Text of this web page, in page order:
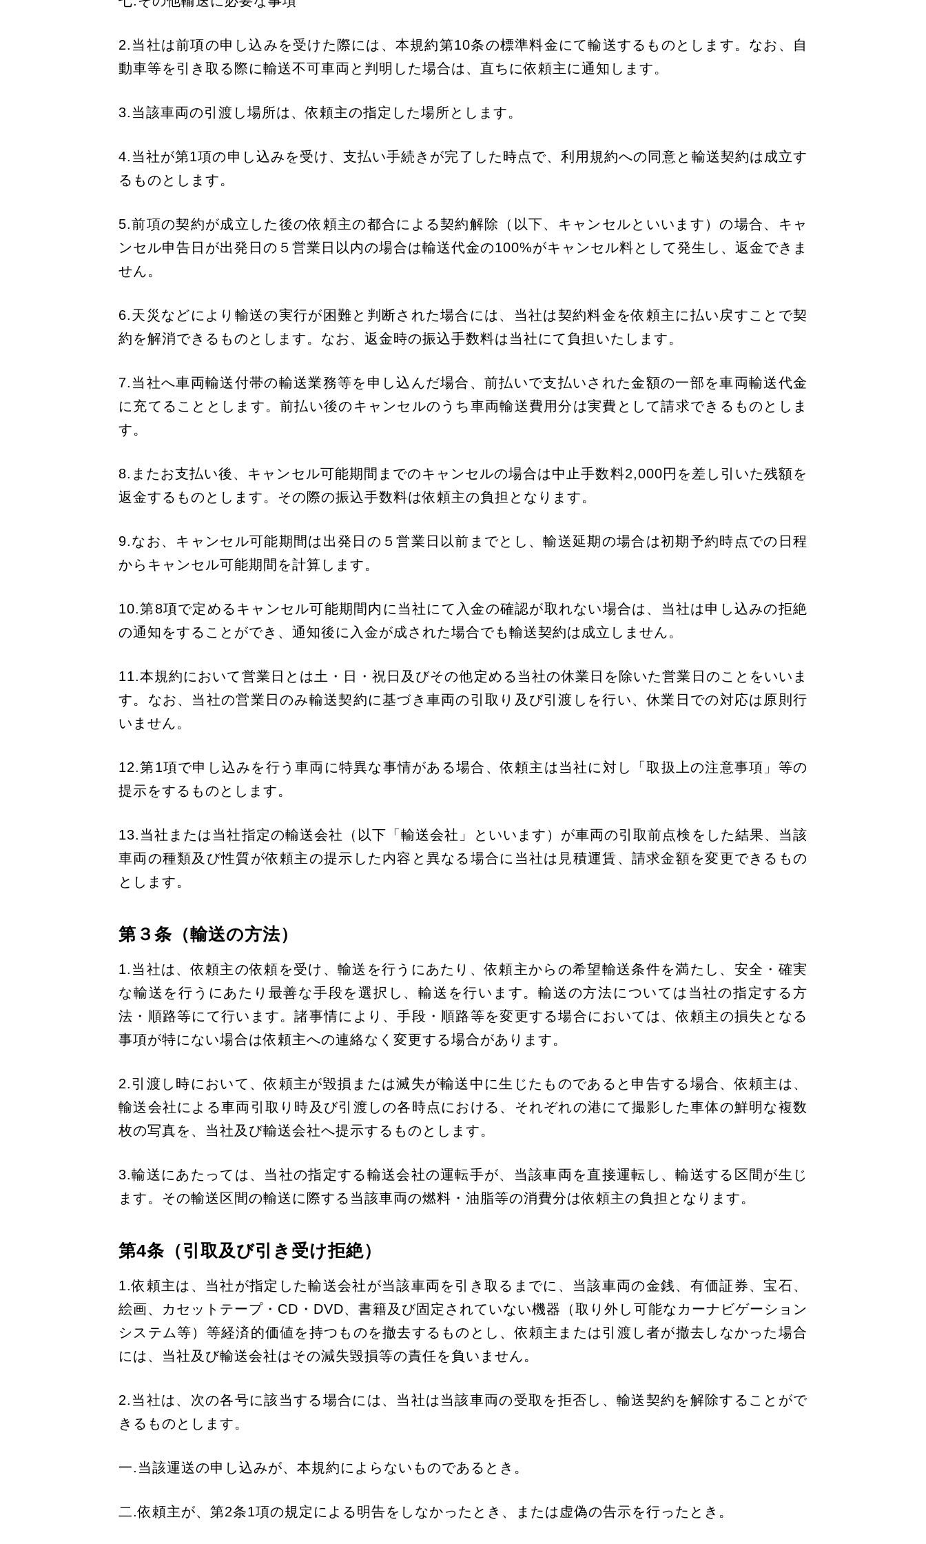
2.当社は前項の申し込みを受けた際には、本規約第10条の標準料金にて輸送するものとします。なお、自
動車等を引き取る際に輸送不可車両と判明した場合は、直ちに依頼主に通知します。
3.当該車両の引渡し場所は、依頼主の指定した場所とします。
4.当社が第1項の申し込みを受け、支払い手続きが完了した時点で、利用規約への同意と輸送契約は成立す
るものとします。
5.前項の契約が成立した後の依頼主の都合による契約解除（以下、キャンセルといいます）の場合、キャ
ンセル申告日が出発日の５営業日以内の場合は輸送代金の100%がキャンセル料として発生し、返金できま
せん。
6.天災などにより輸送の実行が困難と判断された場合には、当社は契約料金を依頼主に払い戻すことで契
約を解消できるものとします。なお、返金時の振込手数料は当社にて負担いたします。
7.当社へ車両輸送付帯の輸送業務等を申し込んだ場合、前払いで支払いされた金額の一部を車両輸送代金
に充てることとします。前払い後のキャンセルのうち車両輸送費用分は実費として請求できるものとしま
す。
8.またお支払い後、キャンセル可能期間までのキャンセルの場合は中止手数料2,000円を差し引いた残額を
返金するものとします。その際の振込手数料は依頼主の負担となります。
9.なお、キャンセル可能期間は出発日の５営業日以前までとし、輸送延期の場合は初期予約時点での日程
からキャンセル可能期間を計算します。
10.第8項で定めるキャンセル可能期間内に当社にて入金の確認が取れない場合は、当社は申し込みの拒絶
の通知をすることができ、通知後に入金が成された場合でも輸送契約は成立しません。
11.本規約において営業日とは土・日・祝日及びその他定める当社の休業日を除いた営業日のことをいいま
す。なお、当社の営業日のみ輸送契約に基づき車両の引取り及び引渡しを行い、休業日での対応は原則行
いません。
12.第1項で申し込みを行う車両に特異な事情がある場合、依頼主は当社に対し「取扱上の注意事項」等の
提示をするものとします。
13.当社または当社指定の輸送会社（以下「輸送会社」といいます）が車両の引取前点検をした結果、当該
車両の種類及び性質が依頼主の提示した内容と異なる場合に当社は見積運賃、請求金額を変更できるもの
とします。
第３条（輸送の方法）
1.当社は、依頼主の依頼を受け、輸送を行うにあたり、依頼主からの希望輸送条件を満たし、安全・確実
な輸送を行うにあたり最善な手段を選択し、輸送を行います。輸送の方法については当社の指定する方
法・順路等にて行います。諸事情により、手段・順路等を変更する場合においては、依頼主の損失となる
事項が特にない場合は依頼主への連絡なく変更する場合があります。
2.引渡し時において、依頼主が毀損または滅失が輸送中に生じたものであると申告する場合、依頼主は、
輸送会社による車両引取り時及び引渡しの各時点における、それぞれの港にて撮影した車体の鮮明な複数
枚の写真を、当社及び輸送会社へ提示するものとします。
3.輸送にあたっては、当社の指定する輸送会社の運転手が、当該車両を直接運転し、輸送する区間が生じ
ます。その輸送区間の輸送に際する当該車両の燃料・油脂等の消費分は依頼主の負担となります。
第4条（引取及び引き受け拒絶）
1.依頼主は、当社が指定した輸送会社が当該車両を引き取るまでに、当該車両の金銭、有価証券、宝石、
絵画、カセットテープ・CD・DVD、書籍及び固定されていない機器（取り外し可能なカーナビゲーション
システム等）等経済的価値を持つものを撤去するものとし、依頼主または引渡し者が撤去しなかった場合
には、当社及び輸送会社はその減失毀損等の責任を負いません。
2.当社は、次の各号に該当する場合には、当社は当該車両の受取を拒否し、輸送契約を解除することがで
きるものとします。
一.当該運送の申し込みが、本規約によらないものであるとき。
二.依頼主が、第2条1項の規定による明告をしなかったとき、または虚偽の告示を行ったとき。